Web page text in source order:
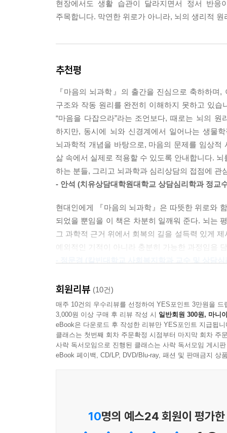
죠. 결국 감정이 실린 나쁜 기억은 뼈아프게 남고,
--- p.37
집어넣습니다. 예를 들어, 어제 상사에게 모욕적
억만 떠올려도 분노가 치밀어 오릅니다(감정+사
정보는 남아 있지만, 어제처럼 심장이 터질 듯한
기 때문입니다.
--- p.42
밤샘 작업을 하거나 며칠 동안 잠을 설쳤을 때, 우
해서 그런 걸까요? 아닙니다. 이것은 단순한 피로
경세포 기능이 떨어집니다. 앞선 장에서는 꿈을
--- p.47
하루에 필요한 잠이 7시간인데 5시간을 잤다면,
에 잠을 줄이고 주말에 몰아서 자면 된다고 생각
장기적인 건강을 지키는 가장 현실적인 보호 장치
신경가소성은 우리에게 엄청난 희망이자, 동시에
매일 불평을 입에 달고 살면, 뇌에는 ‘불평의 고속
성장의 오솔길’이 생깁니다. 결국 일상의 선택과
기 위해서죠. 다른 하나는 ‘부교감신경’으로 자
문제는 교감신경이 과도하게 활성화된 상태가 일
현장에서도 생활 습관이 달라지면서 정서 반응
주목합니다. 막연한 위로가 아니라, 뇌의 생리적
추천평
『마음의 뇌과학』의 출간을 진심으로 축하하
구조와 작동 원리를 완전히 이해하지 못하고 있
“마음을 다잡으라”라는 조언보다, 때로는 뇌의
하지만, 동시에 뇌와 신경계에서 일어나는 생물
뇌과학적 개념을 바탕으로, 마음의 문제를 임상
삶 속에서 실제로 적용할 수 있도록 안내합니다.
하는 분들, 그리고 뇌과학과 심리상담의 접점에 관
- 안석 (치유상담대학원대학교 상담심리학과 정교
현대인에게 『마음의 뇌과학』은 따뜻한 위로와
되었을 뿐임을 이 책은 차분히 일깨워 준다. 뇌는
그 과학적 근거 위에서 회복의 길을 설득력 있게
예외적인 기적이 아니라 충분히 가능한 과정임을
『마음의 뇌과학』은 지친 마음을 도덕적 나약함
중심으로 스트레스와 불안을 설명하며, 이해-회
수면·운동·감사·인지 재구성과 같은 구체적 실
과학적 근거 위에 세워진 ‘회복의 길’을 제시하는
- 김점남 (호원대학교 글로벌관광학과 교수)
이 책은 “왜 나만 이렇게 힘들까?” 하고 자신을
- 이나영 (평택대학교 상담심리학과 교수)
회원리뷰 (10건)
매주 10건의 우수리뷰를 선정하여 YES포인트 3만원을 드
3,000원 이상 구매 후 리뷰 작성 시 일반회원 300원, 마니
eBook은 다운로드 후 작성한 리뷰만 YES포인트 지급됩니
클래스는 첫번째 회차 주문확정 시점부터 마지막 회차 주
사락 독서모임으로 진행된 클래스는 사락 독서모임 게시
eBook 페이백, CD/LP, DVD/Blu-ray, 패션 및 판매금지 상
10명의 예스24 회원이 평가